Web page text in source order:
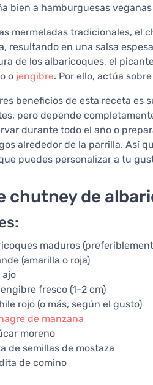
bien a hamburguesas
mermeladas tradicionales, el
resultando en una salsa
de los albaricoques, el
o jengibre. Por ello, actúa
beneficios de esta receta es
pero depende
durante todo el año o
alrededor de la parrilla. Así
puedes personalizar a tu
chutney de
maduros
(amarilla o roja)
ajo
fresco (1–2 cm)
rojo (o más, según el gusto)
de manzana
moreno
de semillas de mostaza
de comino